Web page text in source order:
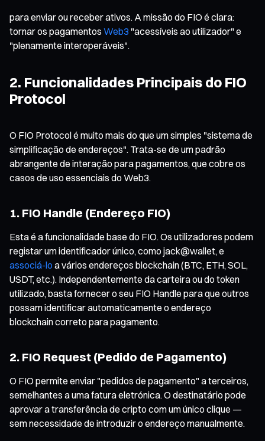
para enviar ou receber ativos. A missão do FIO é clara:
tornar os pagamentos Web3 "acessíveis ao utilizador" e
"plenamente interoperáveis".
2. Funcionalidades Principais do FIO
Protocol
O FIO Protocol é muito mais do que um simples "sistema de
simplificação de endereços". Trata-se de um padrão
abrangente de interação para pagamentos, que cobre os
casos de uso essenciais do Web3.
1. FIO Handle (Endereço FIO)
Esta é a funcionalidade base do FIO. Os utilizadores podem
registar um identificador único, como jack@wallet, e
associá-loa vários endereços blockchain (BTC, ETH, SOL,
USDT, etc.). Independentemente da carteira ou do token
utilizado, basta fornecer o seu FIO Handle para que outros
possam identificar automaticamente o endereço
blockchain correto para pagamento.
2. FIO Request (Pedido de Pagamento)
O FIO permite enviar "pedidos de pagamento" a terceiros,
semelhantes a uma fatura eletrónica. O destinatário pode
aprovar a transferência de cripto com um único clique —
sem necessidade de introduzir o endereço manualmente.